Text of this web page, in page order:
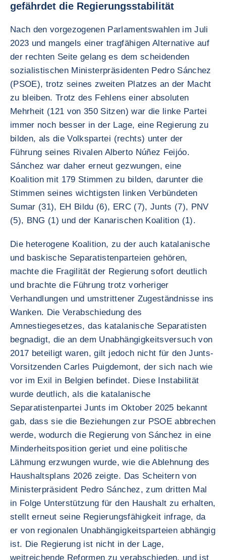
gefährdet die Regierungsstabilität
Nach den vorgezogenen Parlamentswahlen im Juli
2023 und mangels einer tragfähigen Alternative auf
der rechten Seite gelang es dem scheidenden
sozialistischen Ministerpräsidenten Pedro Sánchez
(PSOE), trotz seines zweiten Platzes an der Macht
zu bleiben. Trotz des Fehlens einer absoluten
Mehrheit (121 von 350 Sitzen) war die linke Partei
immer noch besser in der Lage, eine Regierung zu
bilden, als die Volkspartei (rechts) unter der
Führung seines Rivalen Alberto Núñez Feijóo.
Sánchez war daher erneut gezwungen, eine
Koalition mit 179 Stimmen zu bilden, darunter die
Stimmen seines wichtigsten linken Verbündeten
Sumar (31), EH Bildu (6), ERC (7), Junts (7), PNV
(5), BNG (1) und der Kanarischen Koalition (1).
Die heterogene Koalition, zu der auch katalanische
und baskische Separatistenparteien gehören,
machte die Fragilität der Regierung sofort deutlich
und brachte die Führung trotz vorheriger
Verhandlungen und umstrittener Zugeständnisse ins
Wanken. Die Verabschiedung des
Amnestiegesetzes, das katalanische Separatisten
begnadigt, die an dem Unabhängigkeitsversuch von
2017 beteiligt waren, gilt jedoch nicht für den Junts-
Vorsitzenden Carles Puigdemont, der sich nach wie
vor im Exil in Belgien befindet. Diese Instabilität
wurde deutlich, als die katalanische
Separatistenpartei Junts im Oktober 2025 bekannt
gab, dass sie die Beziehungen zur PSOE abbrechen
werde, wodurch die Regierung von Sánchez in eine
Minderheitsposition geriet und eine politische
Lähmung erzwungen wurde, wie die Ablehnung des
Haushaltsplans 2026 zeigte. Das Scheitern von
Ministerpräsident Pedro Sánchez, zum dritten Mal
in Folge Unterstützung für den Haushalt zu erhalten,
stellt erneut seine Regierungsfähigkeit infrage, da
er von regionalen Unabhängigkeitsparteien abhängig
ist. Die Regierung ist nicht in der Lage,
weitreichende Reformen zu verabschieden, und ist